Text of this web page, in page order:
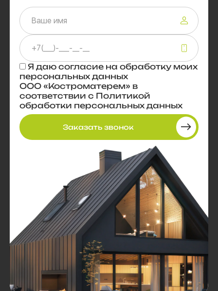
Я даю согласие на обработку моих
персональных данных
ООО «Костроматерем» в
соответствии с Политикой
обработки персональных данных
Заказать звонок